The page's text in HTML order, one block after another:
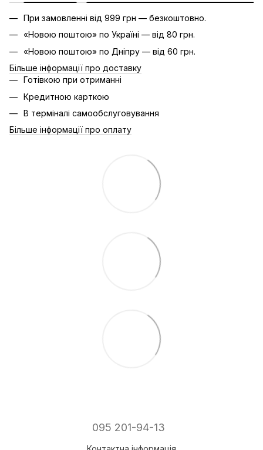
При замовленні від 999 грн — безкоштовно.
«Новою поштою» по Україні — від 80 грн.
«Новою поштою» по Дніпру — від 60 грн.
Більше інформації про доставку
Готівкою при отриманні
Кредитною карткою
В терміналі самообслуговування
Більше інформації про оплату
095 201-94-13